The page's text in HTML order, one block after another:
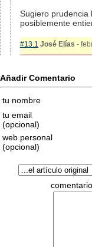
Sugiero prudencia
posiblemente
#13.1 José Elías -
Añadir Comentario
tu nombre
tu email
(opcional)
web personal
(opcional)